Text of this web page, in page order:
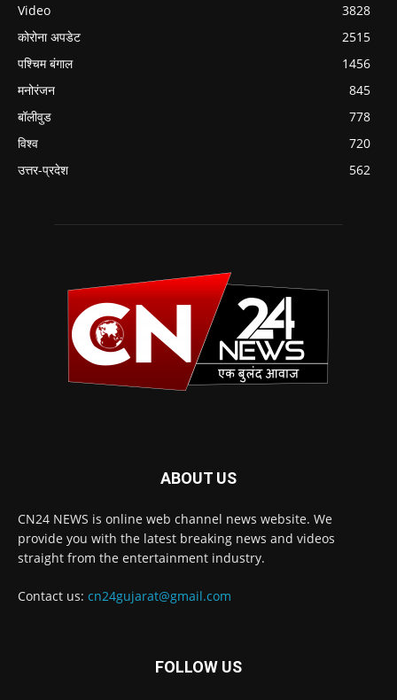
Video
3828
कोरोना अपडेट
2515
पश्चिम बंगाल
1456
मनोरंजन
845
बॉलीवुड
778
विश्व
720
उत्तर-प्रदेश
562
ABOUT US
CN24 NEWS is online web channel news website. We
provide you with the latest breaking news and videos
straight from the entertainment industry.
Contact us: cn24gujarat@gmail.com
FOLLOW US